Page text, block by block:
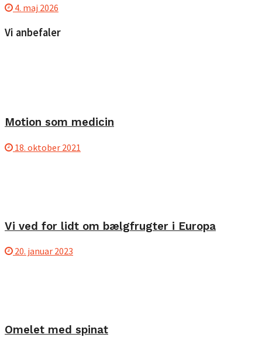
4. maj 2026
Vi anbefaler
Motion som medicin
18. oktober 2021
Vi ved for lidt om bælgfrugter i Europa
20. januar 2023
Omelet med spinat